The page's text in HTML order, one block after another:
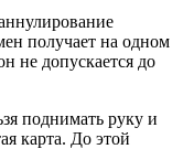
получает на одном
не допускается до
поднимать руку и
карта. До этой